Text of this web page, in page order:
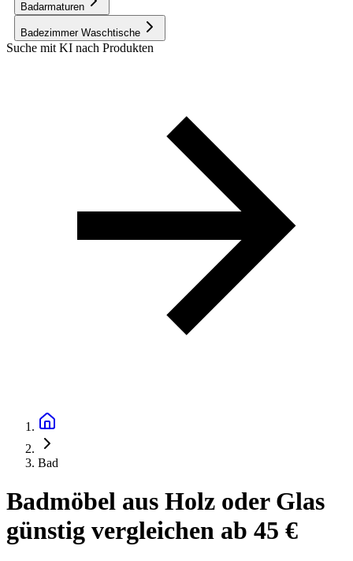
Badarmaturen
Badezimmer Waschtische
Suche mit KI nach Produkten
Bad
Badmöbel aus Holz oder Glas
günstig vergleichen ab 45 €